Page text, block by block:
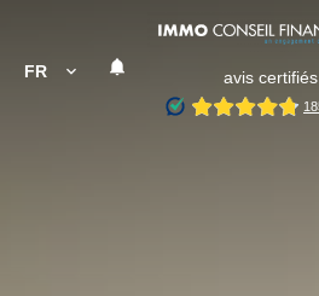
FR avis certifiés